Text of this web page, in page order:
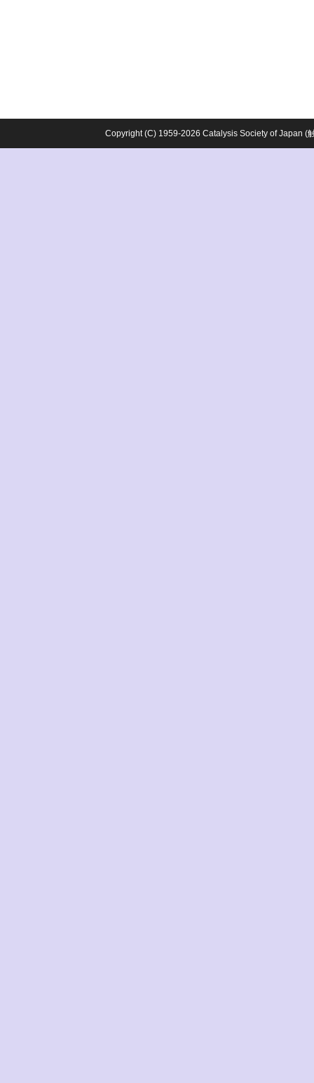
Copyright (C) 1959-2026 Catalysis Society of Japan (